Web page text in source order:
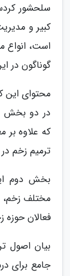
سلحشور
کبیر و
است، انواع
گوناگون در
محتوای این
در دو بخش
که علاوه بر
ترمیم زخم در 161 بیمار ارائه شده است.
بخش دوم
مختلف زخم،
فعالان
بیان اصول
جامع برای